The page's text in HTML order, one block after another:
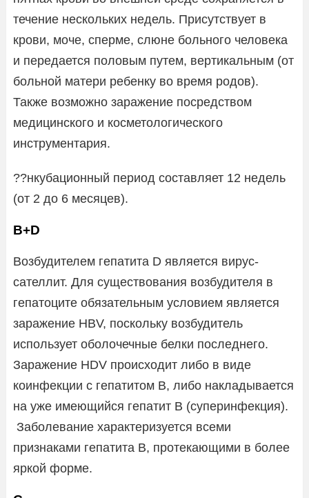
течение нескольких недель. Присутствует в
крови, моче, сперме, слюне больного человека
и передается половым путем, вертикальным (от
больной матери ребенку во время родов).
Также возможно заражение посредством
медицинского и косметологического
инструментария.
??нкубационный период составляет 12 недель
(от 2 до 6 месяцев).
B+D
Возбудителем гепатита D является вирус-
сателлит. Для существования возбудителя в
гепатоците обязательным условием является
заражение HBV, поскольку возбудитель
использует оболочечные белки последнего.
Заражение HDV происходит либо в виде
коинфекции с гепатитом В, либо накладывается
на уже имеющийся гепатит В (суперинфекция).
Заболевание характеризуется всеми
признаками гепатита В, протекающими в более
яркой форме.